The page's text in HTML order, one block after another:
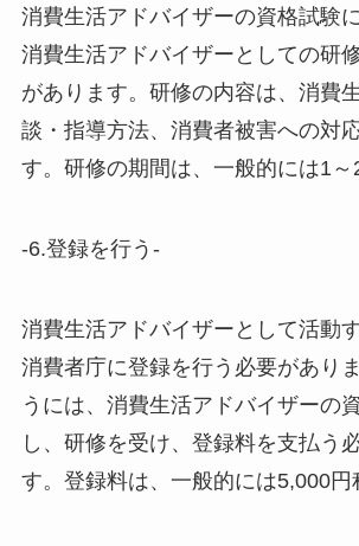
消費生活アドバイザーの資格試験
消費生活アドバイザーとしての研
があります。研修の内容は、消費
談・指導方法、消費者被害への対
す。研修の期間は、一般的には1～
-6.登録を行う-
消費生活アドバイザーとして活動
消費者庁に登録を行う必要があり
うには、消費生活アドバイザーの
し、研修を受け、登録料を支払う
す。登録料は、一般的には5,000円